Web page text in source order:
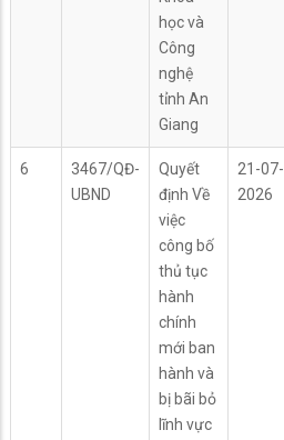
học và
Công
nghệ
tỉnh An
Giang
6
3467/QĐ-
UBND
Quyết
định Về
việc
công bố
thủ tục
hành
chính
mới ban
hành và
bị bãi bỏ
lĩnh vực
21-07-
2026